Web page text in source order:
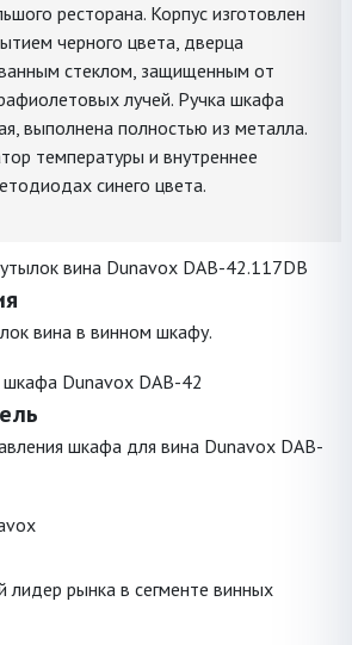
ресторана. Корпус изготовлен
черного цвета, дверца
стеклом, защищенным от
лучей. Ручка шкафа
выполнена полностью из металла.
температуры и внутреннее
синего цвета.
вина в винном шкафу.
шкафа для вина Dunavox DAB-
лидер рынка в сегменте винных